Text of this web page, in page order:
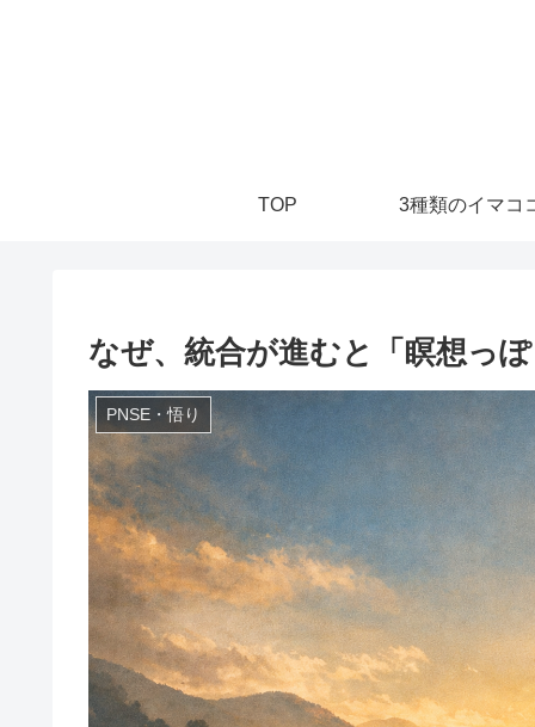
TOP 3種類のイマコ
なぜ、統合が進むと「瞑想っ
PNSE・悟り